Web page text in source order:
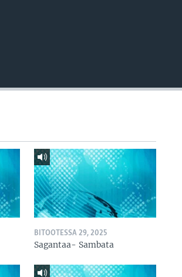
BITOOTESSA 29, 2025
Sagantaa- Sambata